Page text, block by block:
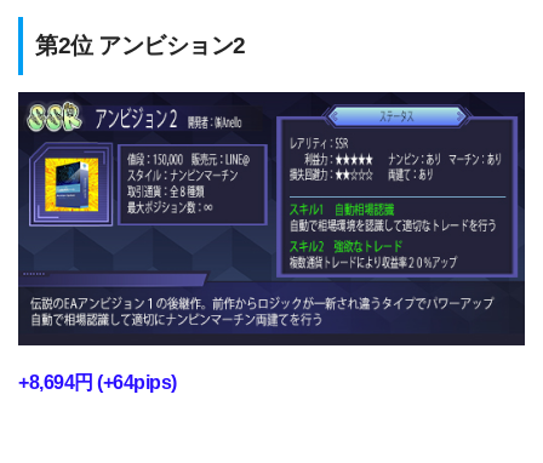
第2位 アンビション2
+8,694円 (+64pips)